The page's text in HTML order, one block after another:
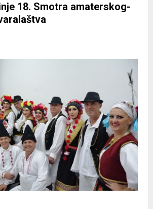
18. Smotra amaterskog-